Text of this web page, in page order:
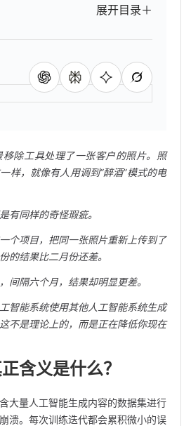
除工具处理了一张客户的照片。照
样，就像有人用调到“醉酒”模式的电
有同样的奇怪瑕疵。
个项目，把同一张照片重新上传到了
的结果比二月份还差。
间隔六个月，结果却明显更差。
智能系统使用其他人工智能系统生成
不是理论上的，而是正在降低你现在
含义是什么？
大量人工智能生成内容的数据集进行
溃。每次训练迭代都会累积微小的误
展开目录＋